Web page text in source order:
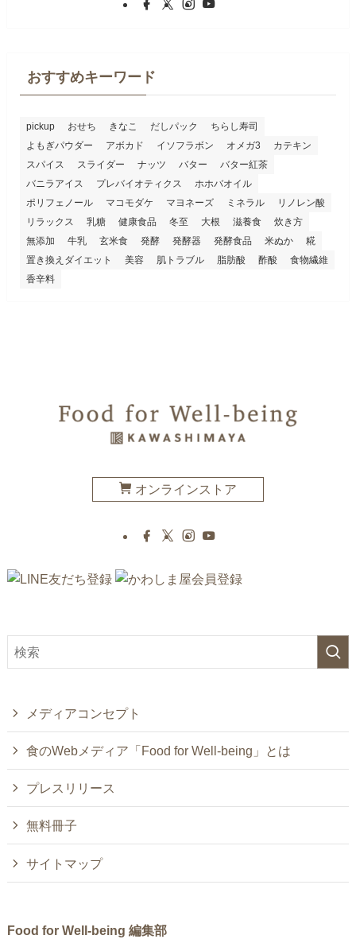
おすすめキーワード
pickup おせち きなこ だしパック
ちらし寿司
よもぎパウダー
アボカド イソフラボン オメガ3
カテキン
スパイス
スライダー ナッツ バター
バター紅茶
バニラアイス
プレバイオティクス
ホホバオイル
ポリフェノール
マコモダケ マヨネーズ ミネラル
リノレン酸
リラックス
乳糖 健康食品 冬至 大根 滋養食
炊き方
無添加
牛乳 玄米食 発酵 発酵器 発酵食品 米ぬか
糀
置き換えダイエット
美容 肌トラブル 脂肪酸 酢酸
食物繊維
香辛料
オンラインストア
メディアコンセプト
食のWebメディア「Food for Well-being」とは
プレスリリース
無料冊子
サイトマップ
Food for Well-being 編集部